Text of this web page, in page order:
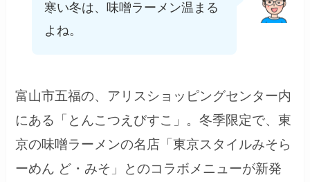
寒い冬は、味噌ラーメン温まる
よね。
富山市五福の、アリスショッピングセンター内
にある「とんこつえびすこ」。冬季限定で、東
京の味噌ラーメンの名店「東京スタイルみそら
ーめん ど・みそ」とのコラボメニューが新発